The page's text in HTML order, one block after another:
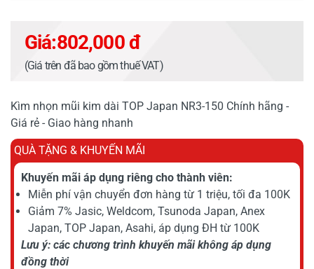
Giá:802,000 đ
(Giá trên đã bao gồm thuế VAT)
Kìm nhọn mũi kim dài TOP Japan NR3-150 Chính hãng -
Giá rẻ - Giao hàng nhanh
QUÀ TẶNG & KHUYẾN MÃI
Khuyến mãi áp dụng riêng cho thành viên:
Miễn phí vận chuyển đơn hàng từ 1 triệu, tối đa 100K
Giảm 7% Jasic, Weldcom, Tsunoda Japan, Anex
Japan, TOP Japan, Asahi, áp dụng ĐH từ 100K
Lưu ý: các chương trình khuyến mãi không áp dụng
đồng thời